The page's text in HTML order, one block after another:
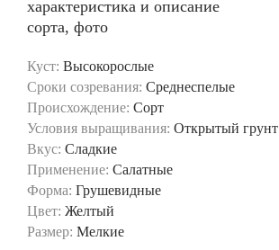
Куст: Высокорослые
Сроки созревания: Среднеспелые
Происхождение: Сорт
Условия выращивания: Открытый грунт
Вкус: Сладкие
Применение: Салатные
Форма: Грушевидные
Цвет: Желтый
Размер: Мелкие